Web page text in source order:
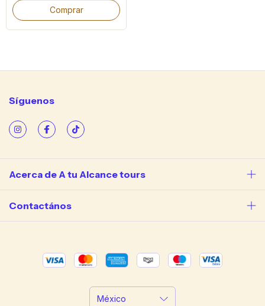
Comprar
Síguenos
Acerca de A tu Alcance tours
Contactános